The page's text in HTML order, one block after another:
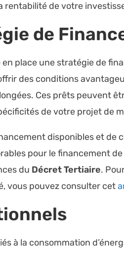
rentabilité de votre
de
place une stratégie de
des conditions
Ces prêts peuvent
de votre projet de
disponibles et de
pour le financement
du Décret Tertiaire.
vous pouvez consulter cet
à la consommation